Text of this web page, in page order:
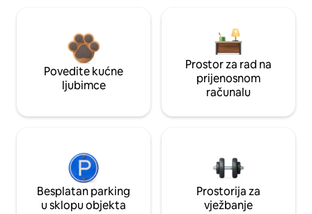
Povedite kućne
ljubimce
Prostor za rad na
prijenosnom
računalu
Besplatan parking
u sklopu objekta
Prostorija za
vježbanje